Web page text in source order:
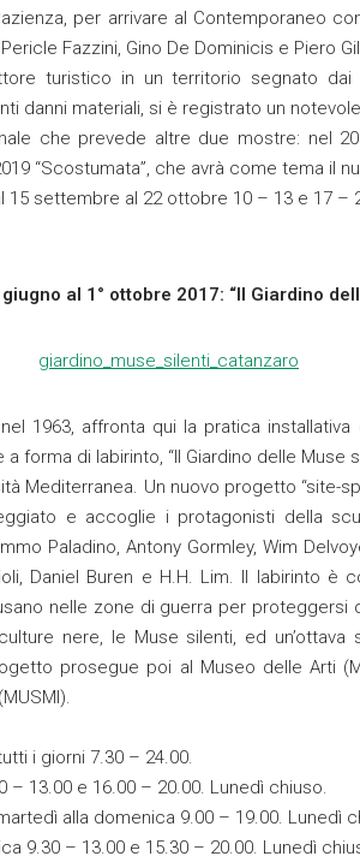
per arrivare al Contemporaneo
Fazzini, Gino De Dominicis e Piero
turistico in un territorio segnato dai
danni materiali, si è registrato un
che prevede altre due mostre: nel
“Scostumata”, che avrà come tema il
15 settembre al 22 ottobre 10 – 13 e 17 –
al 1° ottobre 2017: “Il Giardino
1963, affronta qui la pratica
forma di labirinto, “Il Giardino delle
Mediterranea. Un nuovo progetto “site-
e accoglie i protagonisti della
Paladino, Antony Gormley, Wim
Daniel Buren e H.H. Lim. Il labirinto è
nelle zone di guerra per proteggersi
nere, le Muse silenti, ed un’ottava
prosegue poi al Museo delle Arti
i giorni 7.30 – 24.00.
– 13.00 e 16.00 – 20.00. Lunedì chiuso.
alla domenica 9.00 – 19.00. Lunedì
9.30 – 13.00 e 15.30 – 20.00. Lunedì